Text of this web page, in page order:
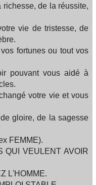
de la réussite,
vie de tristesse, de
fortunes ou tout vos
pouvant vous aidé à
votre vie et vous
gloire, de la sagesse
FEMME).
QUI VEULENT AVOIR
L'HOMME.